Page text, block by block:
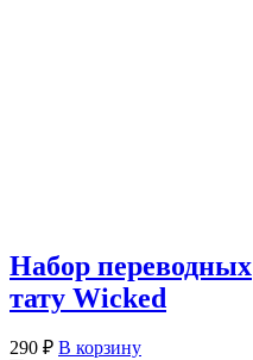
Набор переводных
тату Wicked
290 ₽ В корзину